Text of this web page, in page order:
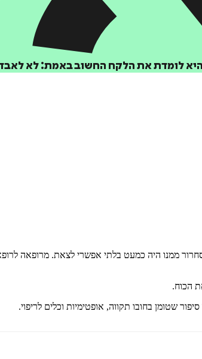
שהיא לומדת את הלקח החשוב באמת: לא
ממנו היה כמעט בלתי אפשרי לצאת. מרופאה
הכוח.
שטומן בחובו תקווה, אופטימיות וכלים לריפוי.